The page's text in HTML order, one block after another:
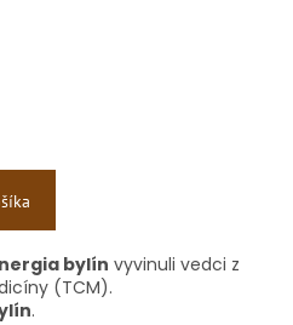
bylín vyvinuli vedci z
(TCM).
.